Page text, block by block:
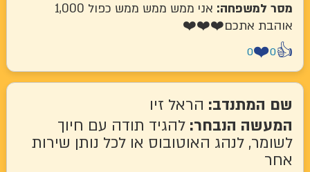
מסר למשפחה:
אני ממש ממש ממש כפול 1,000
אוהבת אתכם❤️❤️❤️
👍
0
❤️
0
שם המתנדב: הראל זיו
המעשה הנבחר: להגיד תודה עם חיוך
לשומר, לנהג האוטובוס או לכל נותן שירות
אחר